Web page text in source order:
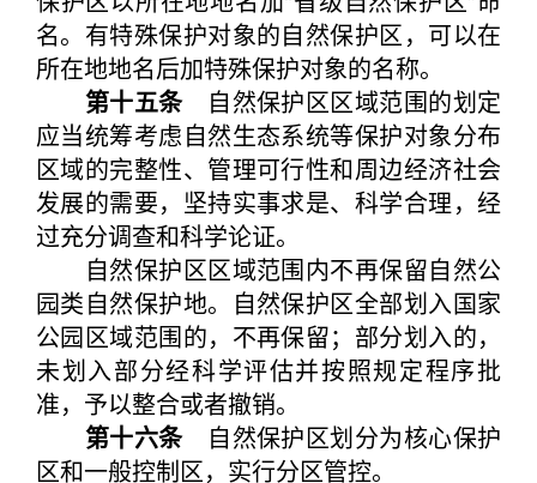
名。有特殊保护对象的自然保护区，可以在
所在地地名后加特殊保护对象的名称。
第十五条自然保护区区域范围的划定
应当统筹考虑自然生态系统等保护对象分布
区域的完整性、管理可行性和周边经济社会
发展的需要，坚持实事求是、科学合理，经
过充分调查和科学论证。
自然保护区区域范围内不再保留自然公
园类自然保护地。自然保护区全部划入国家
公园区域范围的，不再保留；部分划入的，
未划入部分经科学评估并按照规定程序批
准，予以整合或者撤销。
第十六条自然保护区划分为核心保护
区和一般控制区，实行分区管控。